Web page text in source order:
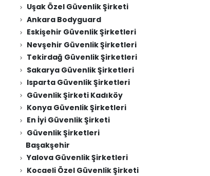
Uşak Özel Güvenlik Şirketi
Ankara Bodyguard
Eskişehir Güvenlik Şirketleri
Nevşehir Güvenlik Şirketleri
Tekirdağ Güvenlik Şirketleri
Sakarya Güvenlik Şirketleri
Isparta Güvenlik Şirketleri
Güvenlik Şirketi Kadıköy
Konya Güvenlik Şirketleri
En İyi Güvenlik Şirketi
Güvenlik Şirketleri
Başakşehir
Yalova Güvenlik Şirketleri
Kocaeli Özel Güvenlik Şirketi